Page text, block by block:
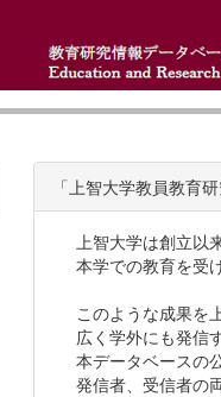
「上智大学教員教育
上智大学は創立以
本学での教育を受
このような成果を
広く学外にも発信
本データベースの
発信者、受信者の